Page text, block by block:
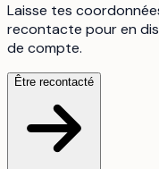
Laisse tes
recontacte pour en
de compte.
Être recontacté